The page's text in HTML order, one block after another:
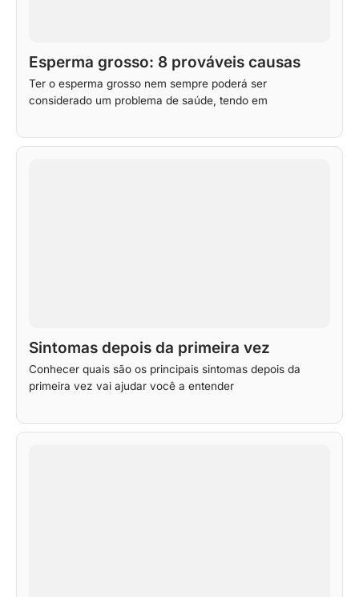
Esperma grosso: 8 prováveis causas
Ter o esperma grosso nem sempre poderá ser
considerado um problema de saúde, tendo em
Sintomas depois da primeira vez
Conhecer quais são os principais sintomas depois da
primeira vez vai ajudar você a entender